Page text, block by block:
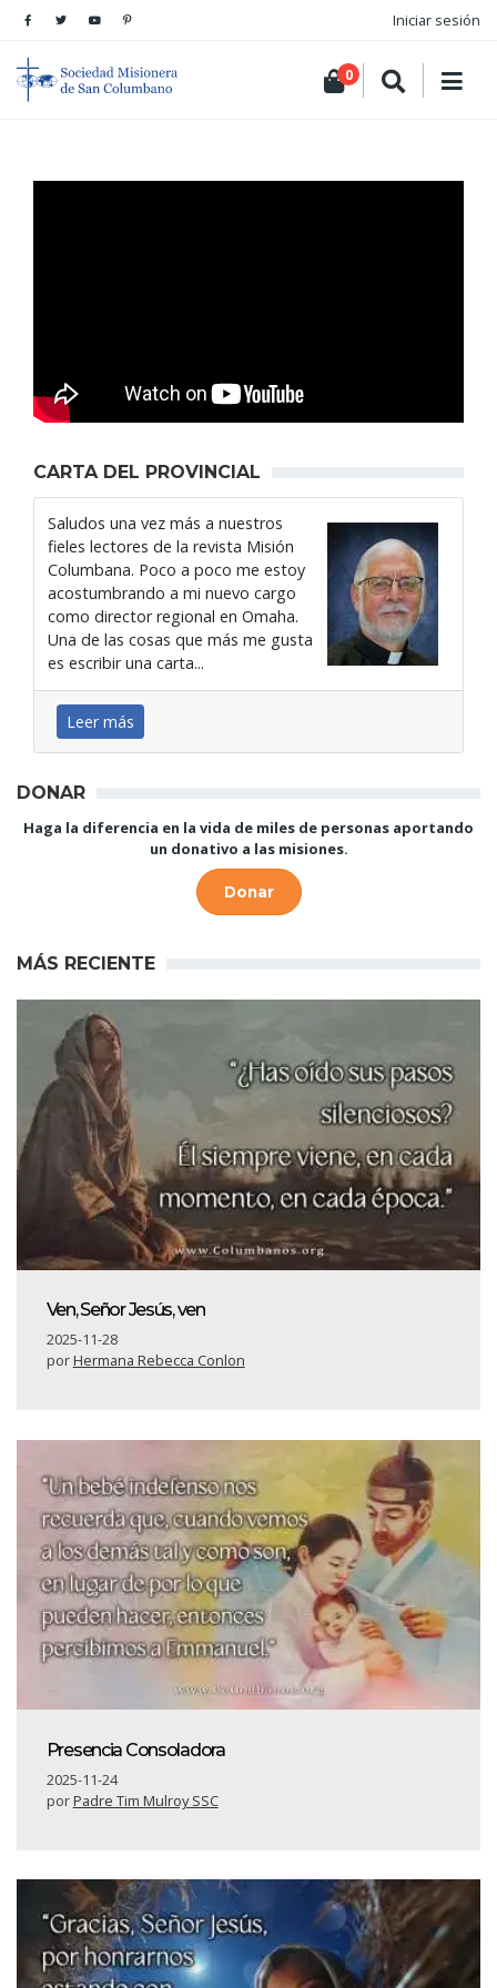
Iniciar sesión
0
CARTA DEL PROVINCIAL
Saludos una vez más a nuestros
fieles lectores de la revista Misión
Columbana. Poco a poco me estoy
acostumbrando a mi nuevo cargo
como director regional en Omaha.
Una de las cosas que más me gusta
es escribir una carta...
Leer más
DONAR
Haga la diferencia en la vida de miles de personas aportando
un donativo a las misiones.
Donar
MÁS RECIENTE
Ven, Señor Jesús, ven
2025-11-28
porHermana Rebecca Conlon
Presencia Consoladora
2025-11-24
porPadre Tim Mulroy SSC